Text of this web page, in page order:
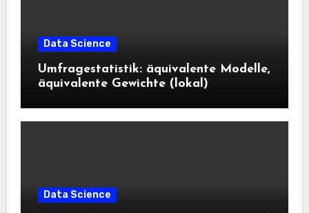
Data Science
Umfragestatistik: äquivalente Modelle,
äquivalente Gewichte (lokal)
Data Science